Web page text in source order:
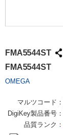
FMA5544ST
FMA5544ST
OMEGA
マルツコード：
DigiKey製品番号：
品質ランク：